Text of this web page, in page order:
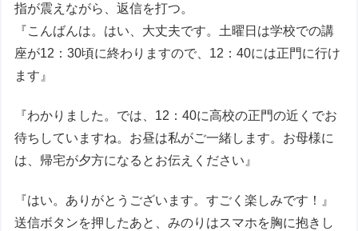
指が震えながら、返信を打つ。
『こんばんは。はい、大丈夫です。土曜日は学校での講
座が12：30頃に終わりますので、12：40には正門に行け
ます』
『わかりました。では、12：40に高校の正門の近くでお
待ちしていますね。お昼は私がご一緒します。お母様に
は、帰宅が夕方になるとお伝えください』
『はい。ありがとうございます。すごく楽しみです！』
送信ボタンを押したあと、みのりはスマホを胸に抱きし